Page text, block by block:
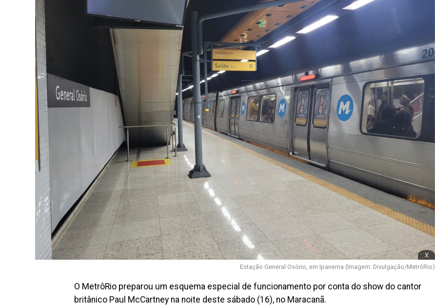
x
Estação General Osório, em Ipanema (Imagem: Divulgação/MetrôRio)
O MetrôRio preparou um esquema especial de funcionamento por conta do show do cantor
britânico Paul McCartney na noite deste sábado (16), no Maracanã.